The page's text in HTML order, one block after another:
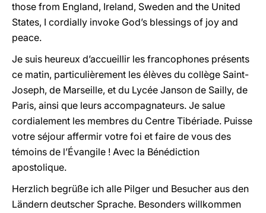
those from England, Ireland, Sweden and the United
States, I cordially invoke God’s blessings of joy and
peace.
Je suis heureux d’accueillir les francophones présents
ce matin, particulièrement les élèves du collège Saint-
Joseph, de Marseille, et du Lycée Janson de Sailly, de
Paris, ainsi que leurs accompagnateurs. Je salue
cordialement les membres du Centre Tibériade. Puisse
votre séjour affermir votre foi et faire de vous des
témoins de l’Évangile ! Avec la Bénédiction
apostolique.
Herzlich begrüße ich alle Pilger und Besucher aus den
Ländern deutscher Sprache. Besonders willkommen